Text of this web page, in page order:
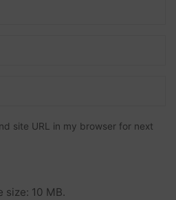
site URL in my browser for next
size: 10 MB.